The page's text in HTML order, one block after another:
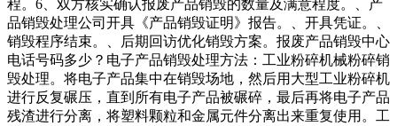
程。6、双方核实确认报废产品销毁的数量及满意程度。、产
品销毁处理公司开具《产品销毁证明》报告。、开具凭证。、
销毁程序结束。、后期回访优化销毁方案。报废产品销毁中心
电话号码多少？电子产品销毁处理方法：工业粉碎机械粉碎销
毁处理。将电子产品集中在销毁场地，然后用大型工业粉碎机
进行反复碾压，直到所有电子产品被碾碎，最后再将电子产品
残渣进行分离，将塑料颗粒和金属元件分离出来重复使用。工